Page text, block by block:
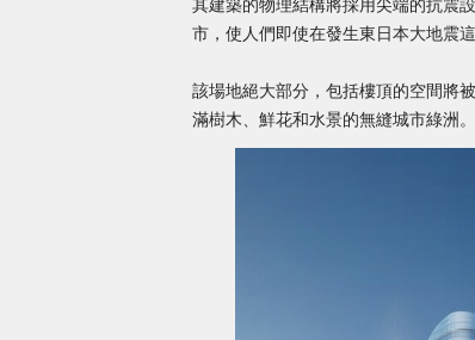
市，使人們即使在發生東日本大地震
該場地絕大部分，包括樓頂的空間將
滿樹木、鮮花和水景的無縫城市綠洲。